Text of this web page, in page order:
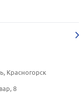
Красногорск
8